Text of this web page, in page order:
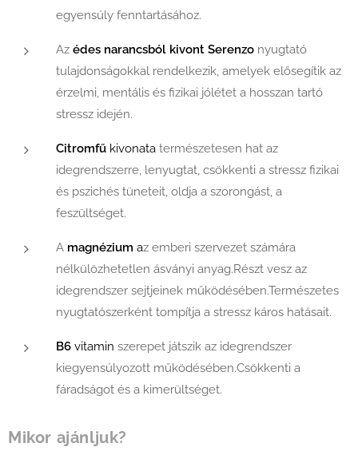
egyensúly fenntartásához.
Az édes narancsból kivont Serenzo nyugtató
tulajdonságokkal rendelkezik, amelyek elősegítik az
érzelmi, mentális és fizikai jólétet a hosszan tartó
stressz idején.
Citromfű kivonata természetesen hat az
idegrendszerre, lenyugtat, csökkenti a stressz fizikai
és pszichés tüneteit, oldja a szorongást, a
feszültséget.
A magnézium az emberi szervezet számára
nélkülözhetetlen ásványi anyag.Részt vesz az
idegrendszer sejtjeinek működésében.Természetes
nyugtatószerként tompítja a stressz káros hatásait.
B6 vitamin szerepet játszik az idegrendszer
kiegyensúlyozott működésében.Csökkenti a
fáradságot és a kimerültséget.
Mikor ajánljuk?